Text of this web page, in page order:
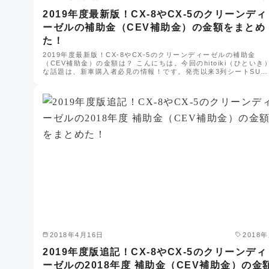
2019年度最新版！CX-8やCX-5のクリーンディ
ーゼルの補助金（CEV補助金）の金額をまとめ
た！
2019年度最新版！CX-8やCX-5のクリーンディーゼルの補助金
（CEV補助金）の金額は？ こんにちは。今回のhitoiki（ひといき）
な話題は、新車購入者必見の情報！です。発売以来3列シートSU…
2018年4月16日 2018年
2019年度版追記！CX-8やCX-5のクリーンディ
ーゼルの2018年度 補助金（CEV補助金）の金